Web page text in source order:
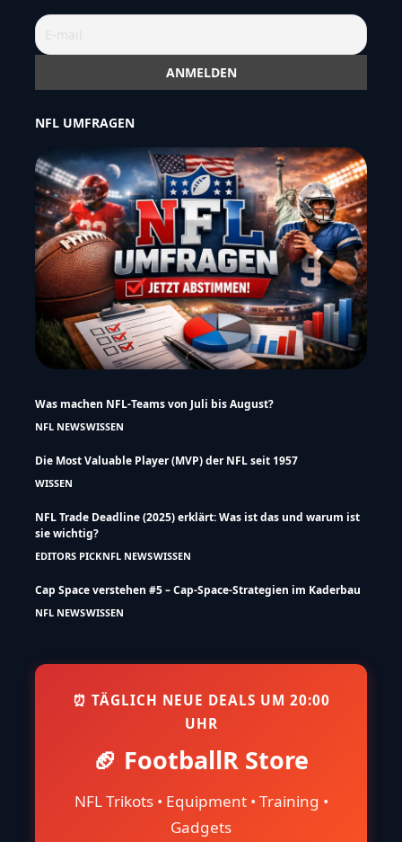
NFL UMFRAGEN
Was machen NFL-Teams von Juli bis August?
NFL NEWSWISSEN
Die Most Valuable Player (MVP) der NFL seit 1957
WISSEN
NFL Trade Deadline (2025) erklärt: Was ist das und warum ist
sie wichtig?
EDITORS PICKNFL NEWSWISSEN
Cap Space verstehen #5 – Cap-Space-Strategien im Kaderbau
NFL NEWSWISSEN
⏰ TÄGLICH NEUE DEALS UM 20:00
UHR
🏈 FootballR Store
NFL Trikots • Equipment • Training •
Gadgets